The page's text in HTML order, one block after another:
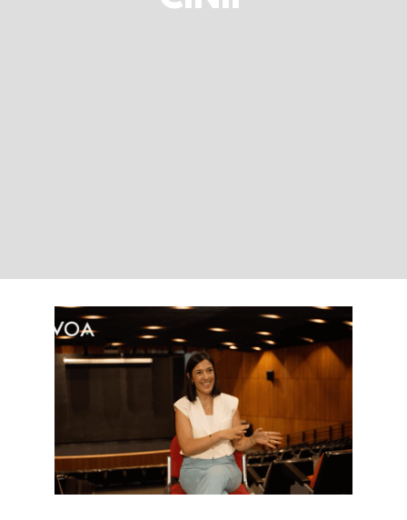
Cátia Miranda:
nutrição integrativa,
saúde funcional e a
água que transforma